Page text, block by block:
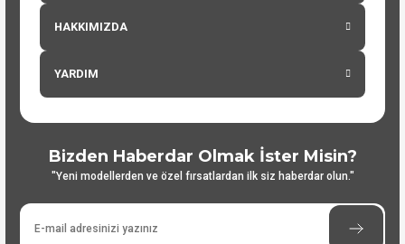
HAKKIMIZDA
YARDIM
Bizden Haberdar Olmak İster Misin?
"Yeni modellerden ve özel fırsatlardan ilk siz haberdar olun."